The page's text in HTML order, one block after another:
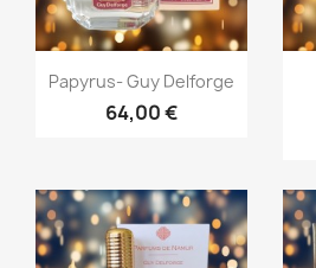
Aperçu rapide
Papyrus- Guy Delforge
64,00 €